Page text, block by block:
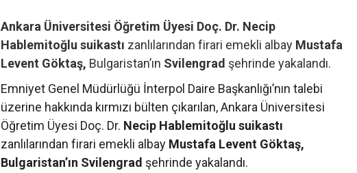
Ankara Üniversitesi Öğretim Üyesi Doç. Dr. Necip
Hablemitoğlu suikastı zanlılarından firari emekli albay Mustafa
Levent Göktaş, Bulgaristan’ın Svilengrad şehrinde yakalandı.
Emniyet Genel Müdürlüğü İnterpol Daire Başkanlığı’nın talebi
üzerine hakkında kırmızı bülten çıkarılan, Ankara Üniversitesi
Öğretim Üyesi Doç. Dr. Necip Hablemitoğlu suikastı
zanlılarından firari emekli albay Mustafa Levent Göktaş,
Bulgaristan’ın Svilengrad şehrinde yakalandı.